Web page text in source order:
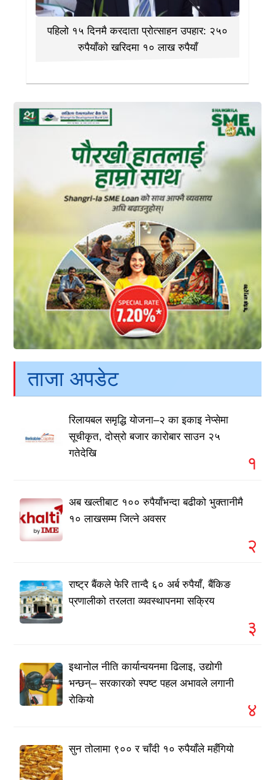
पहिलो १५ दिनमै करदाता प्रोत्साहन उपहार: २५०
रुपैयाँको खरिदमा १० लाख रुपैयाँ
ताजा अपडेट
रिलायबल समृद्धि योजना–२ का इकाइ नेप्सेमा
सूचीकृत, दोस्रो बजार कारोबार साउन २५
गतेदेखि
१
अब खल्तीबाट १०० रुपैयाँभन्दा बढीको भुक्तानीमै
१० लाखसम्म जित्ने अवसर
२
राष्ट्र बैंकले फेरि तान्दै ६० अर्ब रुपैयाँ, बैंकिङ
प्रणालीको तरलता व्यवस्थापनमा सक्रिय
३
इथानोल नीति कार्यान्वयनमा ढिलाइ, उद्योगी
भन्छन्– सरकारको स्पष्ट पहल अभावले लगानी
रोकियो
४
सुन तोलामा ९०० र चाँदी १० रुपैयाँले महँगियो